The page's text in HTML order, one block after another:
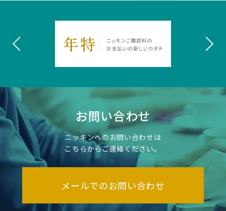
お問い合わせ
ニッキンへのお問い合わせは
こちらからご連絡ください。
メールでのお問い合わせ